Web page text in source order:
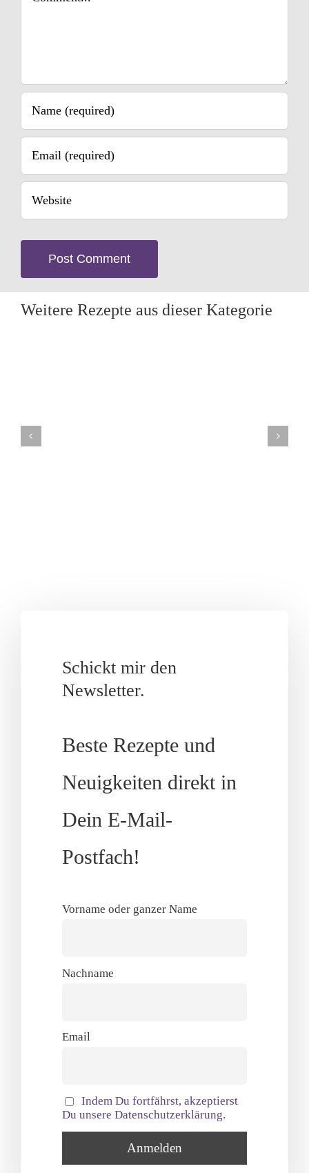
Weitere Rezepte aus dieser Kategorie
Schickt mir den
Newsletter.
Beste Rezepte und
Neuigkeiten direkt in
Dein E-Mail-
Postfach!
Vorname oder ganzer Name
Nachname
Email
Indem Du fortfährst, akzeptierst
Du unsere Datenschutzerklärung.